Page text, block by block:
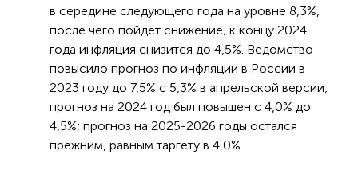
в середине следующего года на уровне 8,3%,
после чего пойдет снижение; к концу 2024
года инфляция снизится до 4,5%. Ведомство
повысило прогноз по инфляции в России в
2023 году до 7,5% с 5,3% в апрельской версии,
прогноз на 2024 год был повышен с 4,0% до
4,5%; прогноз на 2025-2026 годы остался
прежним, равным таргету в 4,0%.